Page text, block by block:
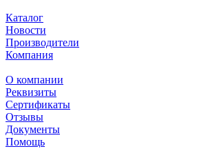
Каталог
Новости
Производители
Компания
О компании
Реквизиты
Сертификаты
Отзывы
Документы
Помощь